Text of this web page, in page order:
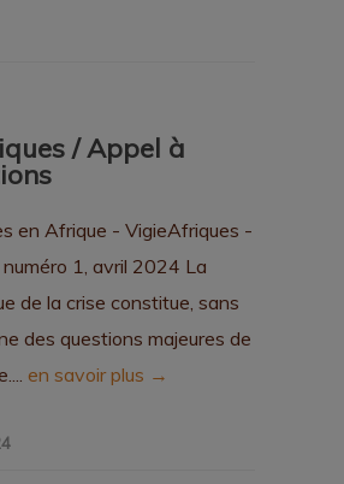
/ Appel à
en Afrique - VigieAfriques -
1, avril 2024 La
de la crise constitue, sans
des questions majeures de
en savoir plus →